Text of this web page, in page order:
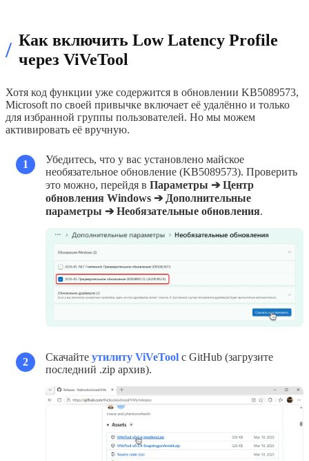
/ Как включить Low Latency Profile
через ViVeTool
Хотя код функции уже содержится в обновлении KB5089573,
Microsoft по своей привычке включает её удалённо и только
для избранной группы пользователей. Но мы можем
активировать её вручную.
1
Убедитесь, что у вас установлено майское
необязательное обновление (KB5089573). Проверить
это можно, перейдя в Параметры ➔ Центр
обновления Windows ➔ Дополнительные
параметры ➔ Необязательные обновления.
2 Скачайте утилиту ViVeTool с GitHub (загрузите
последний .zip архив).